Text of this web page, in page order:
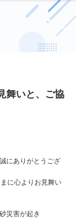
舞いと、ご協
にありがとうござ
に心よりお見舞い
災害が起き